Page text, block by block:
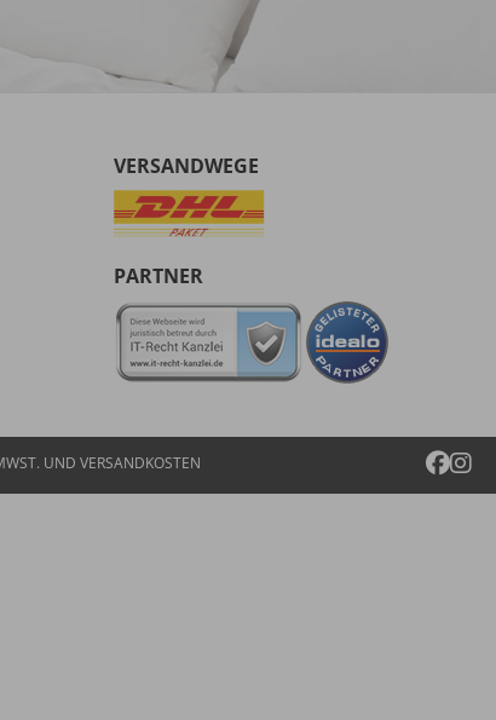
VERSANDWEGE
PARTNER
UND VERSANDKOSTEN